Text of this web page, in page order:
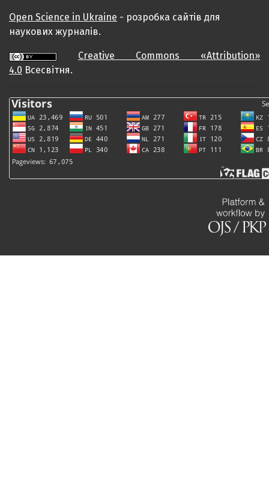
Open Science in Ukraine - розробка сайтів для
наукових журналів.
Creative Commons «Attribution»
4.0 Всесвітня.